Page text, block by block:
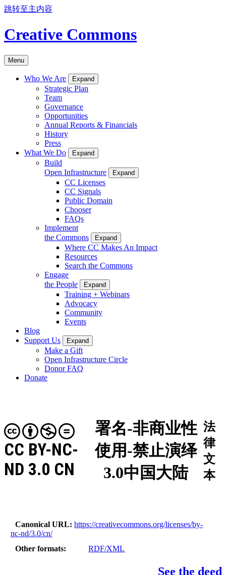
跳转至主内容
Creative Commons
Menu
Who We Are Expand
Strategic Plan
Team
Governance
Opportunities
Annual Reports & Financials
History
Press
What We Do
Expand
Build
Open Infrastructure
Expand
CC Licenses
CC Signals
Public Domain
Chooser
FAQs
Implement
the Commons
Expand
Where CC Makes An Impact
Resources
Search the Commons
Engage
the People
Expand
Training + Webinars
Advocacy
Community
Events
Blog
Support Us
Expand
Make a Gift
Open Infrastructure Circle
Donor FAQ
Donate
署名-非商业性
使用-禁止演绎
3.0中国大陆
CC BY-NC-
ND 3.0 CN
法
律
文
本
Canonical URL
https://creativecommons.org/licenses/by-
nc-nd/3.0/cn/
Other formats
RDF/XML
See the deed